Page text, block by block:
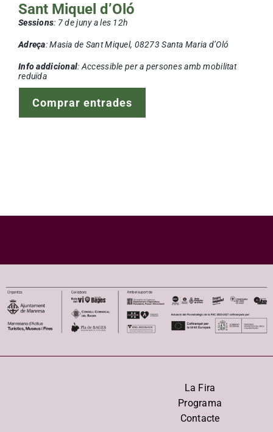
Sant Miquel d’Oló
Sessions: 7de juny a les 12h
Adreça:Masia de Sant Miquel, 08273 Santa Maria d’Oló
Info addicional: Accessible per a persones amb mobilitat
reduïda
Comprar entrades
La Fira
Programa
Contacte